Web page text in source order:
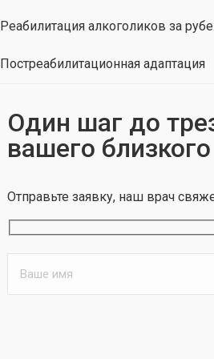
Реабилитация алкоголиков за
Постреабилитационная адаптация
Один шаг до
вашего близкого
Отправьте заявку, наш врач